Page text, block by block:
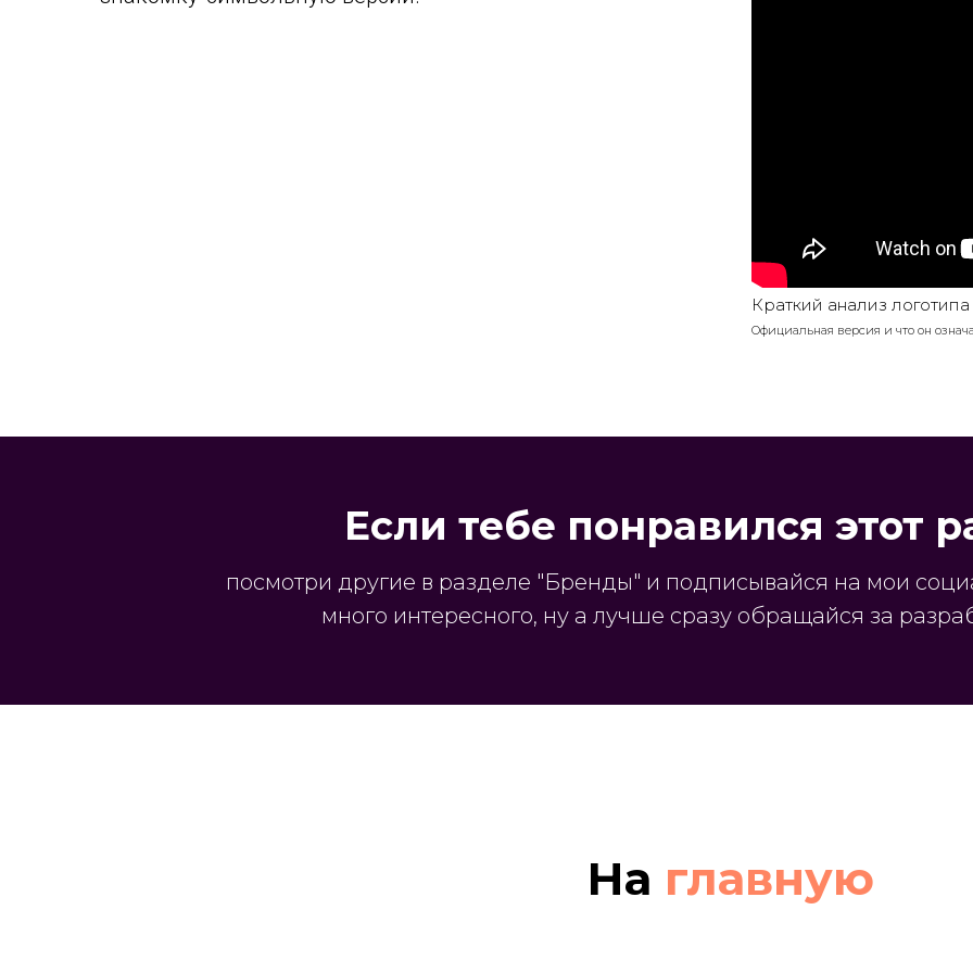
Краткий анализ логотипа
Официальная версия и что он
Если тебе понравился этот
посмотри другие в разделе "Бренды" и подписывайся на мои
много интересного, ну а лучше сразу обращайся за
На главную